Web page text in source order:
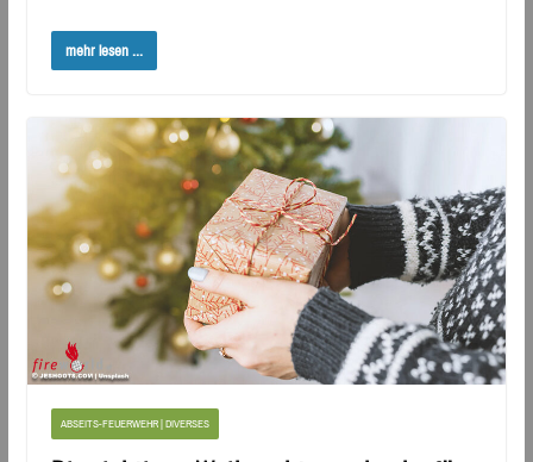
mehr lesen ...
ABSEITS-FEUERWEHR | DIVERSES